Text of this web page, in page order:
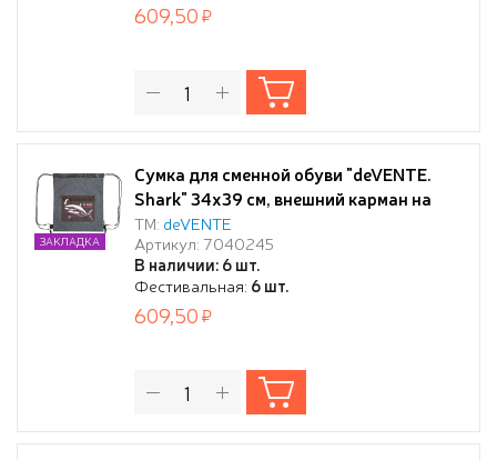
609,50
Сумка для сменной обуви "deVENTE.
Shark" 34x39 см, внешний карман на
молнии, джинсовая ткань, на толстой
веревочной завязке
ТМ: deVENTE
Артикул: 7040245
В наличии: 6 шт.
Фестивальная: 6 шт.
ЗАКЛАДКА
609,50